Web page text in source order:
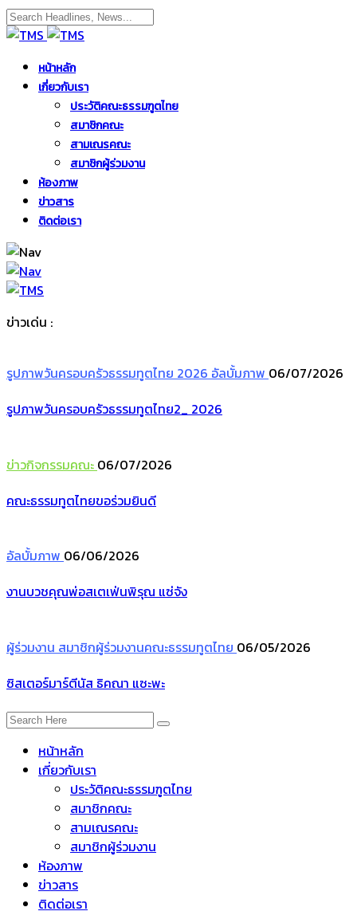
หน้าหลัก
เกี่ยวกับเรา
ประวัติคณะธรรมฑูตไทย
สมาชิกคณะ
สามเณรคณะ
สมาชิกผู้ร่วมงาน
ห้องภาพ
ข่าวสาร
ติดต่อเรา
ข่าวเด่น :
รูปภาพวันครอบครัวธรรมทูตไทย 2026 อัลบั้มภาพ 06/07/2026
รูปภาพวันครอบครัวธรรมทูตไทย2_ 2026
ข่าวกิจกรรมคณะ 06/07/2026
คณะธรรมทูตไทยขอร่วมยินดี
อัลบั้มภาพ 06/06/2026
งานบวชคุณพ่อสเตเฟ่นพิรุณ แซ่จัง
ผู้ร่วมงาน สมาชิกผู้ร่วมงานคณะธรรมทูตไทย 06/05/2026
ซิสเตอร์มาร์ตีนัส ธิคณา แซะพะ
หน้าหลัก
เกี่ยวกับเรา
ประวัติคณะธรรมฑูตไทย
สมาชิกคณะ
สามเณรคณะ
สมาชิกผู้ร่วมงาน
ห้องภาพ
ข่าวสาร
ติดต่อเรา